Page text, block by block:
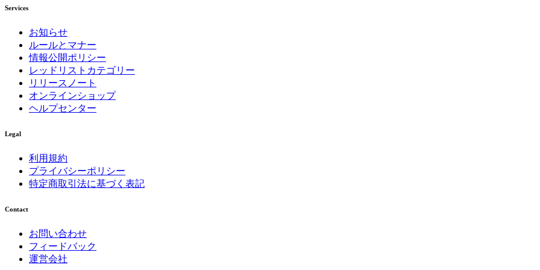
Services
お知らせ
ルールとマナー
情報公開ポリシー
レッドリストカテゴリー
リリースノート
オンラインショップ
ヘルプセンター
Legal
利用規約
プライバシーポリシー
特定商取引法に基づく表記
Contact
お問い合わせ
フィードバック
運営会社